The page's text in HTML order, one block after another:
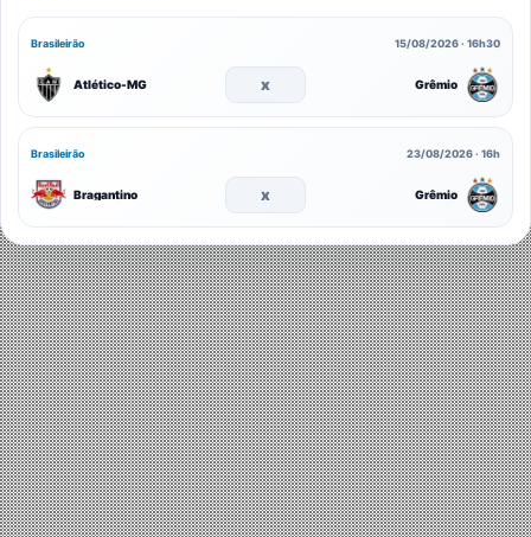
Brasileirão 15/08/2026 · 16h30
Atlético-MG x Grêmio
Brasileirão 23/08/2026 · 16h
Bragantino x Grêmio